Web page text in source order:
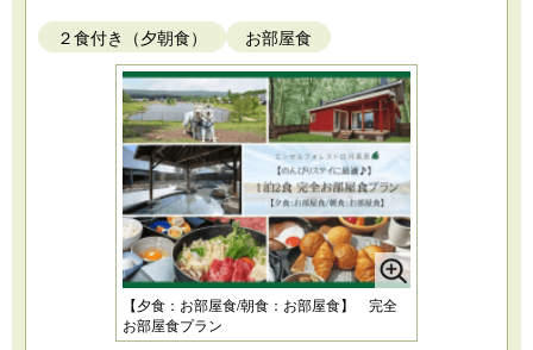
２食付き（夕朝食） お部屋食
【夕食：お部屋食/朝食：お部屋食】 完全
お部屋食プラン